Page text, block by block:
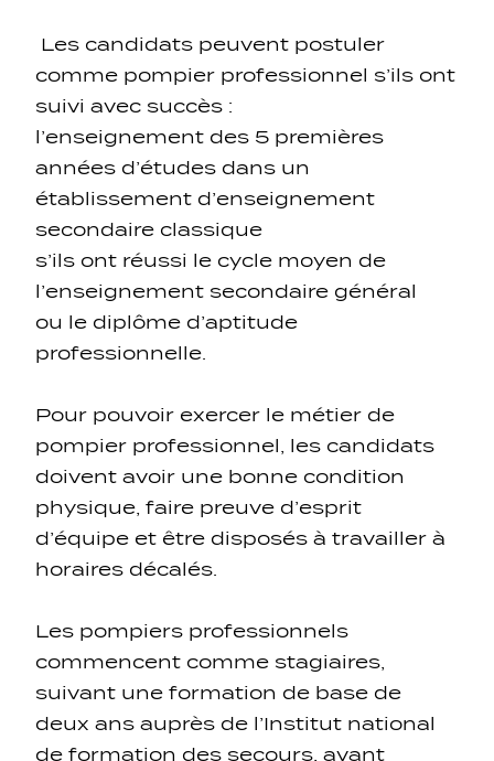
Navigation secondarie
Réseaux sociaux
Navigation pied de page
Gérer les cookies
Les candidats peuvent postuler
comme pompier professionnel s’ils ont
suivi avec succès :
l’enseignement des 5 premières
années d’études dans un
établissement d’enseignement
secondaire classique
s’ils ont réussi le cycle moyen de
l’enseignement secondaire général
ou le diplôme d’aptitude
professionnelle.
Pour pouvoir exercer le métier de
pompier professionnel, les candidats
doivent avoir une bonne condition
physique, faire preuve d’esprit
d’équipe et être disposés à travailler à
horaires décalés.
Les pompiers professionnels
commencent comme stagiaires,
suivant une formation de base de
deux ans auprès de l’Institut national
de formation des secours, avant